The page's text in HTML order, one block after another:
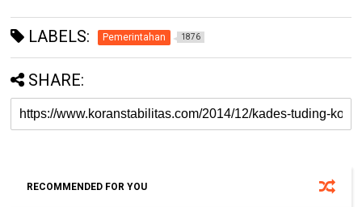
LABELS: Pemerintahan 1876
SHARE:
RECOMMENDED FOR YOU